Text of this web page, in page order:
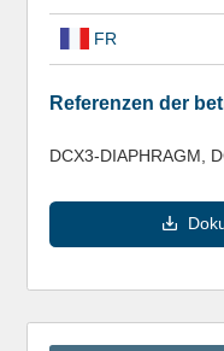
FR
Referenzen der
DCX3-DIAPHRAGM,